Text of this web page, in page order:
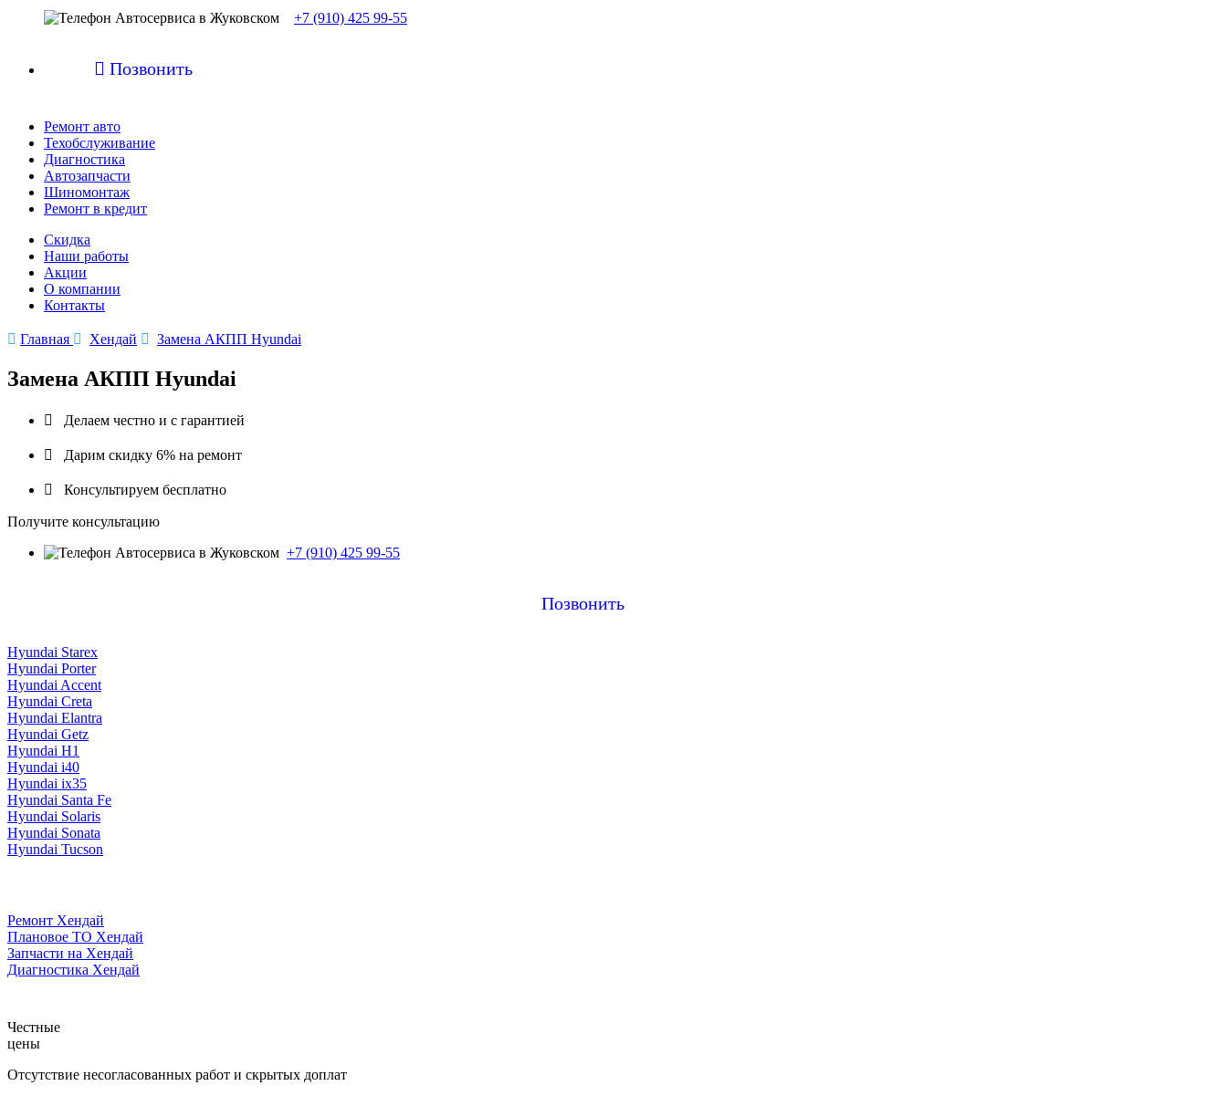
+7 (910) 425 99-55
 Позвонить
Ремонт авто
Техобслуживание
Диагностика
Автозапчасти
Шиномонтаж
Ремонт в кредит
Скидка
Наши работы
Акции
О компании
Контакты
 Главная  Хендай  Замена АКПП Hyundai
Замена АКПП Hyundai
 Делаем честно и с гарантией
 Дарим скидку 6% на ремонт
 Консультируем бесплатно
Получите консультацию
+7 (910) 425 99-55
Позвонить
Hyundai Starex
Hyundai Porter
Hyundai Accent
Hyundai Creta
Hyundai Elantra
Hyundai Getz
Hyundai H1
Hyundai i40
Hyundai ix35
Hyundai Santa Fe
Hyundai Solaris
Hyundai Sonata
Hyundai Tucson
Ремонт Хендай
Плановое ТО Хендай
Запчасти на Хендай
Диагностика Хендай
Честные
цены
Отсутствие несогласованных работ и скрытых доплат